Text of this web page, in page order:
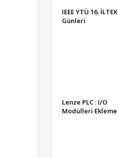
IEEE YTÜ 16. İLTEK
Günleri
Lenze PLC : I/O
Modülleri Ekleme